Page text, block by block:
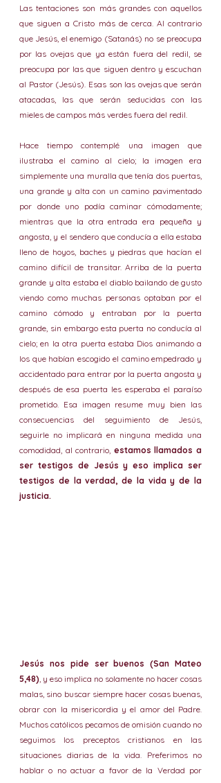
Las tentaciones son más grandes con aquellos
que siguen a Cristo más de cerca. Al contrario
que Jesús, el enemigo (Satanás) no se preocupa
por las ovejas que ya están fuera del redil, se
preocupa por las que siguen dentro y escuchan
al Pastor (Jesús). Esas son las ovejas que serán
atacadas, las que serán seducidas con las
mieles de campos más verdes fuera del redil.
Hace tiempo contemplé una imagen que
ilustraba el camino al cielo; la imagen era
simplemente una muralla que tenía dos puertas,
una grande y alta con un camino pavimentado
por donde uno podía caminar cómodamente;
mientras que la otra entrada era pequeña y
angosta, y el sendero que conducía a ella estaba
lleno de hoyos, baches y piedras que hacían el
camino difícil de transitar. Arriba de la puerta
grande y alta estaba el diablo bailando de gusto
viendo como muchas personas optaban por el
camino cómodo y entraban por la puerta
grande, sin embargo esta puerta no conducía al
cielo; en la otra puerta estaba Dios animando a
los que habían escogido el camino empedrado y
accidentado para entrar por la puerta angosta y
después de esa puerta les esperaba el paraíso
prometido. Esa imagen resume muy bien las
consecuencias del seguimiento de Jesús,
seguirle no implicará en ninguna medida una
comodidad, al contrario, estamos llamados a
ser testigos de Jesús y eso implica ser
testigos de la verdad, de la vida y de la
justicia.
Jesús nos pide ser buenos (San Mateo
5,48), y eso implica no solamente no hacer cosas
malas, sino buscar siempre hacer cosas buenas,
obrar con la misericordia y el amor del Padre.
Muchos católicos pecamos de omisión cuando no
seguimos los preceptos cristianos en las
situaciones diarias de la vida. Preferimos no
hablar o no actuar a favor de la Verdad por